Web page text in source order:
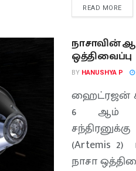
READ MORE
நாசாவின்
ஒத்திவைப்பு
BY HANUSHYA P
ஹைட்ரஜன்
6 ஆம்
(Artemis
நாசா